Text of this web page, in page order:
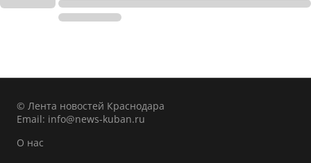
© Лента новостей Краснодара
Email: info@news-kuban.ru
О нас